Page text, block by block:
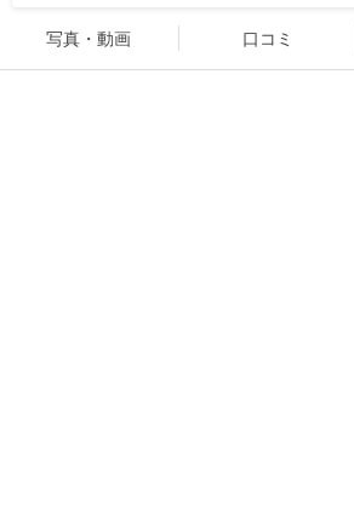
写真・動画 口コミ